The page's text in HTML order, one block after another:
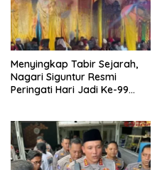
Menyingkap Tabir Sejarah,
Nagari Siguntur Resmi
Peringati Hari Jadi Ke-99